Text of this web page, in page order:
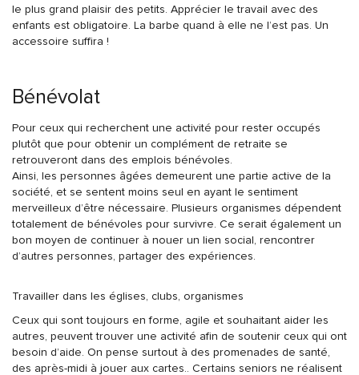
le plus grand plaisir des petits. Apprécier le travail avec des
enfants est obligatoire. La barbe quand à elle ne l’est pas. Un
accessoire suffira !
Bénévolat
Pour ceux qui recherchent une activité pour rester occupés
plutôt que pour obtenir un complément de retraite se
retrouveront dans des emplois bénévoles.
Ainsi, les personnes âgées demeurent une partie active de la
société, et se sentent moins seul en ayant le sentiment
merveilleux d’être nécessaire. Plusieurs organismes dépendent
totalement de bénévoles pour survivre. Ce serait également un
bon moyen de continuer à nouer un lien social, rencontrer
d’autres personnes, partager des expériences.
Travailler dans les églises, clubs, organismes
Ceux qui sont toujours en forme, agile et souhaitant aider les
autres, peuvent trouver une activité afin de soutenir ceux qui ont
besoin d’aide. On pense surtout à des promenades de santé,
des après-midi à jouer aux cartes.. Certains seniors ne réalisent